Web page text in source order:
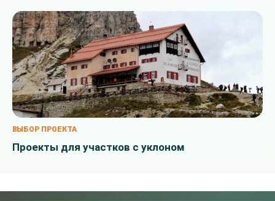
ВЫБОР ПРОЕКТА
Проекты для участков с уклоном